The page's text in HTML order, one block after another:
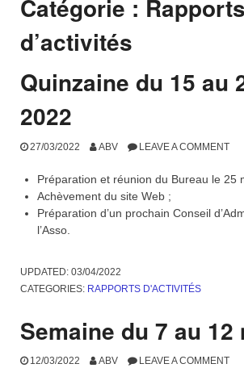
Catégorie : Rapports
d’activités
Quinzaine du 15 au
2022
27/03/2022 ABV LEAVE A COMMENT
Préparation et réunion du Bureau le 25
Achèvement du site Web ;
Préparation d’un prochain Conseil
l’Asso.
UPDATED: 03/04/2022
CATEGORIES: RAPPORTS D'ACTIVITÉS
Semaine du 7 au 12
12/03/2022 ABV LEAVE A COMMENT